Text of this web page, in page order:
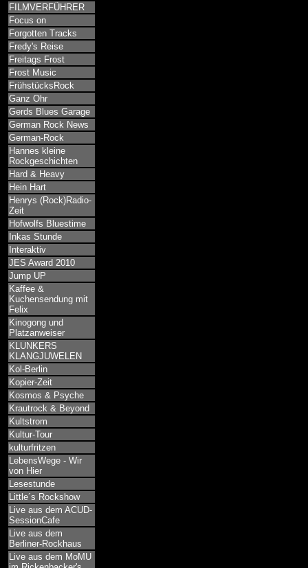
FILMVERFÜHRER
Focus on
Forgotten Tracks
Fredy's Reise
Freitags Frost
Frost Music
FrühstücksRock
Ganz Ohr
Gerds Blues Garage
German Rock News
German-Rock
Hannes kleine
Rockgeschichten
Hard & Heavy
Hein Hart
Henrys (Rock)Radio-
Zeit
Hofwolfs Bluestime
Inkas Stunde
Interaktiv
JES Award 2010
Jump UP
Kaffee &
Kuchensendung mit
Felix
Kinogong und
Platzanweiser
KLUNKERS
KLANGJUWELEN
Kol-Berlin
Kopier-Zeit
Kosmos & Psyche
Krautrock & Beyond
Kultstrom
Kultur-Tour
kulturfritzen
LebensWege - Wir
von Hier
Lesestunde
Little´s Rockshow
Live aus dem ACUD-
SessionCafe
Live aus dem
Berliner-Rockhaus
Live aus dem MoMU